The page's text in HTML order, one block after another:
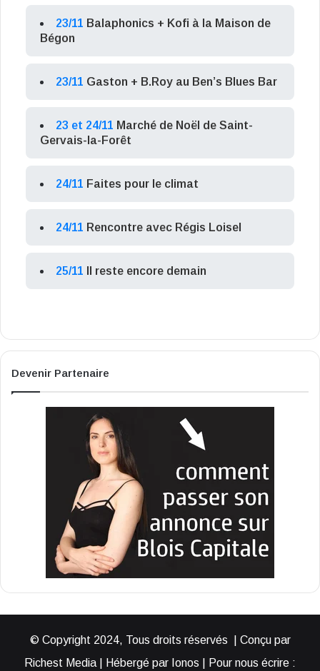
23/11 Balaphonics + Kofi à la Maison de
Bégon
23/11 Gaston + B.Roy au Ben’s Blues Bar
23 et 24/11 Marché de Noël de Saint-
Gervais-la-Forêt
24/11 Faites pour le climat
24/11 Rencontre avec Régis Loisel
25/11 Il reste encore demain
Devenir Partenaire
© Copyright 2024, Tous droits réservés | Conçu par
Richest Media | Hébergé par Ionos | Pour nous écrire :